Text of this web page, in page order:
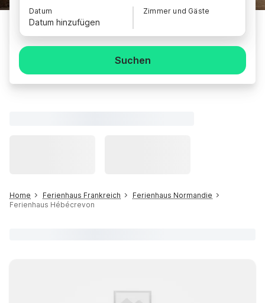
Datum
Datum hinzufügen
Zimmer und Gäste
Suchen
Home Ferienhaus Frankreich
Ferienhaus Normandie
Ferienhaus Hébécrevon